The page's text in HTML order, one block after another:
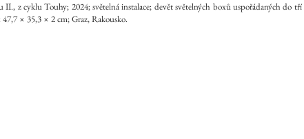
II., z cyklu Touhy; 2024; světelná instalace; devět světelných boxů uspořádaných do
× 35,3 × 2 cm; Graz, Rakousko.